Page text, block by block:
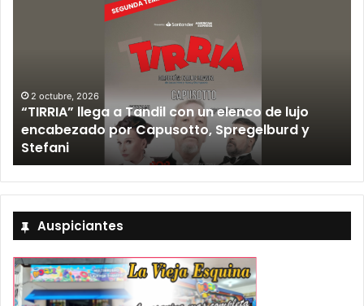
2 octubre, 2026
“TIRRIA” llega a Tandil con un elenco de lujo
encabezado por Capusotto, Spregelburd y
Stefani
Auspiciantes